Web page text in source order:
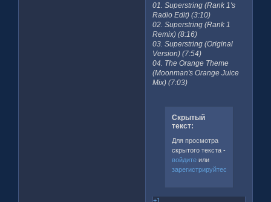
01. Superstring (Rank 1's
Radio Edit) (3:10)
02. Superstring (Rank 1
Remix) (8:16)
03. Superstring (Original
Version) (7:54)
04. The Orange Theme
(Moonman's Orange Juice
Mix) (7:03)
Скрытый
текст:
Для просмотра
скрытого текста -
войдитеили
зарегистрируйтесь
+1